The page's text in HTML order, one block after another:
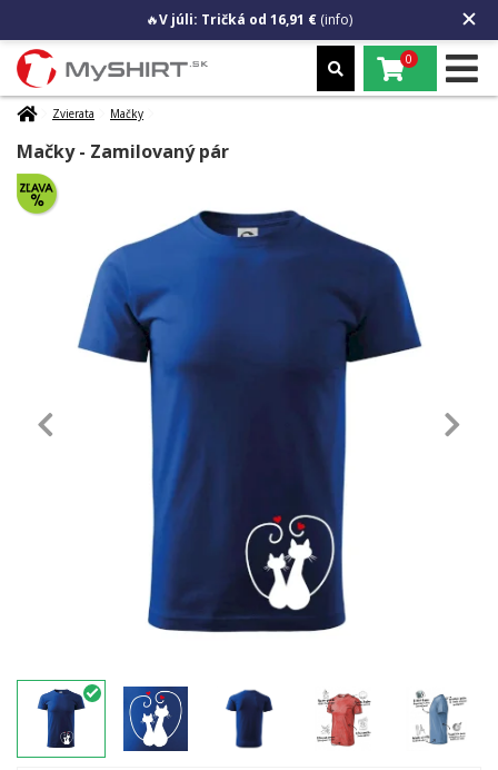
🔥V júli: Tričká od 16,91 € (info)
0
Zvierata Mačky
Mačky - Zamilovaný pár